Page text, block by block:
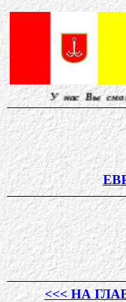
Вы сможете найти
<<< НА